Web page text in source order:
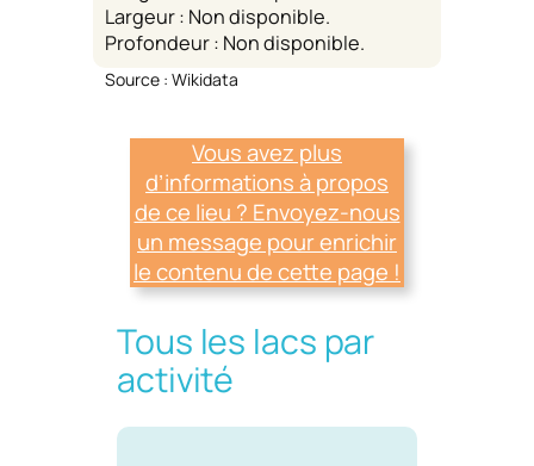
Largeur : Non disponible.
Profondeur : Non disponible.
Source : Wikidata
Vous avez plus
d’informations à propos
de ce lieu ? Envoyez-nous
un message pour enrichir
le contenu de cette page !
Tous les lacs par
activité